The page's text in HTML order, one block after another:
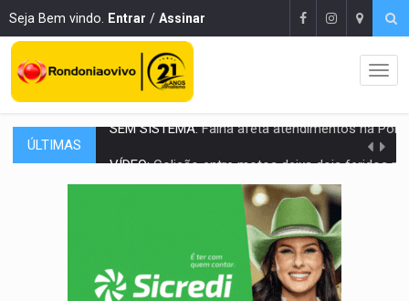
Seja Bem vindo. Entrar / Assinar
ÚLTIMAS Colisão entre motos deixa dois feridos próximo ao
SOLIDARIEDADE:Cadelinha com câncer precisa de
Família procura por cachorrinho
CASO MATHEUS:DHPP se mobiliza para tentar localizar corpo de
DÉFICIT DE MANDATO: Contas do governo de Rondônia expõem meta